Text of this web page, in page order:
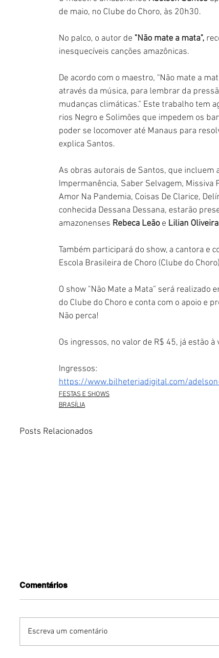
de maio, no Clube do Choro, às 20h30.
No palco, o autor de "Não mate a mata",
inesquecíveis canções amazônicas.
De acordo com o maestro, “Não mate a
através da música, para lembrar da
mudanças climáticas." Este trabalho tem
rios Negro e Solimões que impedem os
poder se locomover até Manaus para
explica Santos.
As obras autorais de Santos, que incluem
Impermanência, Saber Selvagem, Missiva
Amor Na Pandemia, Coisas De Clarice,
conhecida Dessana Dessana, estarão
amazonenses Rebeca Leão e Lilian
Também participará do show, a cantora e
Escola Brasileira de Choro (Clube do
O show "Não Mate a Mata” será
do Clube do Choro e conta com o apoio e
Não perca!
Os ingressos, no valor de R$ 45, já estão
Ingressos:
https://www.bilheteriadigital.com/
FESTAS E SHOWS
BRASÍLIA
Posts Relacionados
Comentários
Escreva um comentário